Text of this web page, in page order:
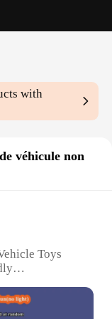
with
véhicule non
Toys
Capability